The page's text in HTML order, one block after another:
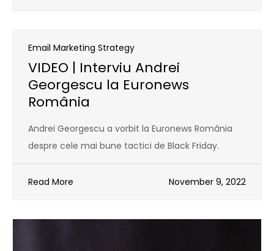
Email Marketing Strategy
VIDEO | Interviu Andrei
Georgescu la Euronews
România
Andrei Georgescu a vorbit la Euronews România
despre cele mai bune tactici de Black Friday.
Read More November 9, 2022